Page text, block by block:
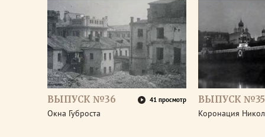
ВЫПУСК №36 41 просмотр
Окна Губроста
ВЫПУСК №35
Коронация